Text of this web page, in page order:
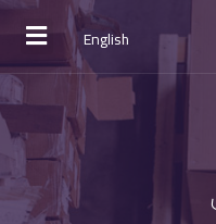
English